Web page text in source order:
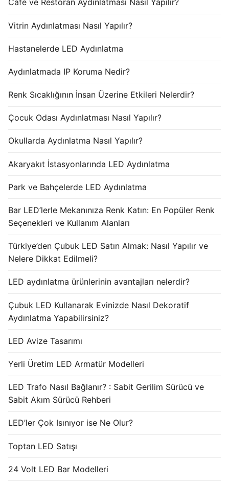
Cafe ve Restoran Aydınlatması Nasıl Yapılır?
Vitrin Aydınlatması Nasıl Yapılır?
Hastanelerde LED Aydınlatma
Aydınlatmada IP Koruma Nedir?
Renk Sıcaklığının İnsan Üzerine Etkileri Nelerdir?
Çocuk Odası Aydınlatması Nasıl Yapılır?
Okullarda Aydınlatma Nasıl Yapılır?
Akaryakıt İstasyonlarında LED Aydınlatma
Park ve Bahçelerde LED Aydınlatma
Bar LED’lerle Mekanınıza Renk Katın: En Popüler Renk
Seçenekleri ve Kullanım Alanları
Türkiye’den Çubuk LED Satın Almak: Nasıl Yapılır ve
Nelere Dikkat Edilmeli?
LED aydınlatma ürünlerinin avantajları nelerdir?
Çubuk LED Kullanarak Evinizde Nasıl Dekoratif
Aydınlatma Yapabilirsiniz?
LED Avize Tasarımı
Yerli Üretim LED Armatür Modelleri
LED Trafo Nasıl Bağlanır? : Sabit Gerilim Sürücü ve
Sabit Akım Sürücü Rehberi
LED’ler Çok Isınıyor ise Ne Olur?
Toptan LED Satışı
24 Volt LED Bar Modelleri